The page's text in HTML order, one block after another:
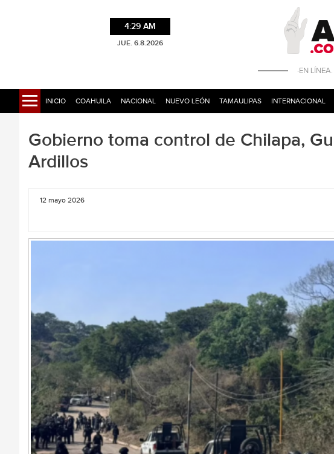
4:29 AM
JUE. 6.8.2026
·EN
INICIO COAHUILA NACIONAL NUEVO LEÓN TAMAULIPAS INTERNACIONAL
Gobierno toma control de Chilapa,
Ardillos
12 mayo 2026